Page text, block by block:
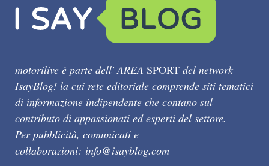
motorilive è parte dell' AREA SPORT del network
IsayBlog! la cui rete editoriale comprende siti tematici
di informazione indipendente che contano sul
contributo di appassionati ed esperti del settore.
Per pubblicità, comunicati e
collaborazioni: info@isayblog.com